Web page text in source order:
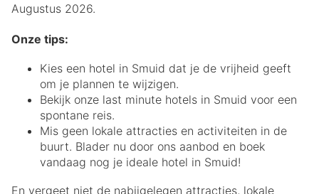
Augustus 2026.
Onze tips:
Kies een hotel in Smuid dat je de vrijheid geeft
om je plannen te wijzigen.
Bekijk onze last minute hotels in Smuid voor een
spontane reis.
Mis geen lokale attracties en activiteiten in de
buurt. Blader nu door ons aanbod en boek
vandaag nog je ideale hotel in Smuid!
En vergeet niet de nabijgelegen attracties, lokale